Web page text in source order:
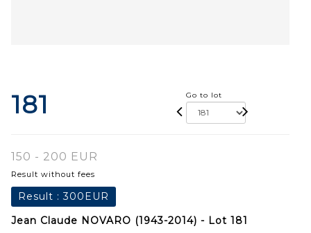
181 Go to lot
150 - 200 EUR
Result without fees
Result :300EUR
Jean Claude NOVARO (1943-2014) - Lot 181